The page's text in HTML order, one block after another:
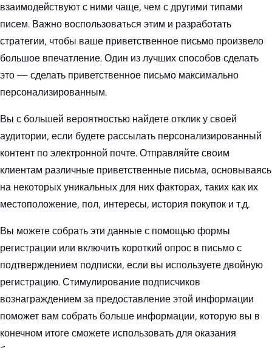
взаимодействуют с ними чаще, чем с другими типами
писем. Важно воспользоваться этим и разработать
стратегии, чтобы ваше приветственное письмо произвело
большое впечатление. Один из лучших способов сделать
это — сделать приветственное письмо максимально
персонализированным.
Вы с большей вероятностью найдете отклик у своей
аудитории, если будете рассылать персонализированный
контент по электронной почте. Отправляйте своим
клиентам различные приветственные письма, основываясь
на некоторых уникальных для них факторах, таких как их
местоположение, пол, интересы, история покупок и т.д.
Вы можете собрать эти данные с помощью формы
регистрации или включить короткий опрос в письмо с
подтверждением подписки, если вы используете двойную
регистрацию. Стимулирование подписчиков
вознаграждением за предоставление этой информации
поможет вам собрать больше информации, которую вы в
конечном итоге сможете использовать для оказания